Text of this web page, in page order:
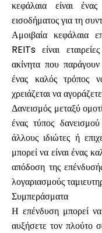
κεφάλαια είναι
εισοδήματος για τη
Αμοιβαία κεφάλαια
REITs είναι
ακίνητα που
ένας καλός τρόπος
χρειάζεται να
Δανεισμός μεταξύ
ένας τύπος
άλλους ιδιώτες ή
μπορεί να είναι ένας
απόδοση της
λογαριασμούς
Συμπεράσματα
Η επένδυση μπορεί
αυξήσετε τον πλούτο